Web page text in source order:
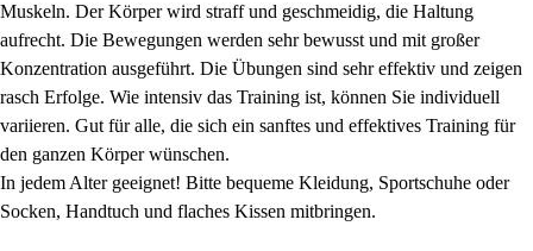
Muskeln. Der Körper wird straff und geschmeidig, die Haltung
aufrecht. Die Bewegungen werden sehr bewusst und mit großer
Konzentration ausgeführt. Die Übungen sind sehr effektiv und zeigen
rasch Erfolge. Wie intensiv das Training ist, können Sie individuell
variieren. Gut für alle, die sich ein sanftes und effektives Training für
den ganzen Körper wünschen.
In jedem Alter geeignet! Bitte bequeme Kleidung, Sportschuhe oder
Socken, Handtuch und flaches Kissen mitbringen.